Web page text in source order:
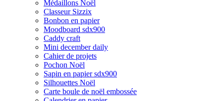
Médaillons Noël
Classeur Sizzix
Bonbon en papier
Moodboard sdx900
Caddy craft
Mini december daily
Cahier de projets
Pochon Noël
Sapin en papier sdx900
Silhouettes Noël
Carte boule de noël embossée